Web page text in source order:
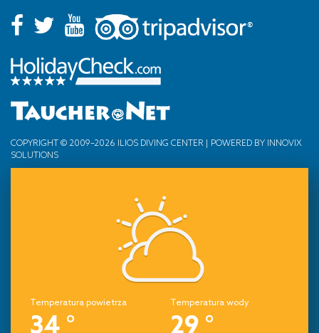
COPYRIGHT © 2009–2026 ILIOS DIVING CENTER | POWERED BY INNOVIX
SOLUTIONS
Temperatura powietrza
34 °
Temperatura wody
29 °